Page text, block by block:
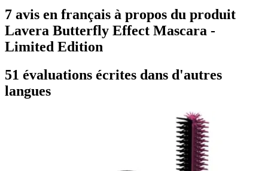
7 avis en français à propos du produit
Lavera Butterfly Effect Mascara -
Limited Edition
51 évaluations écrites dans d'autres
langues